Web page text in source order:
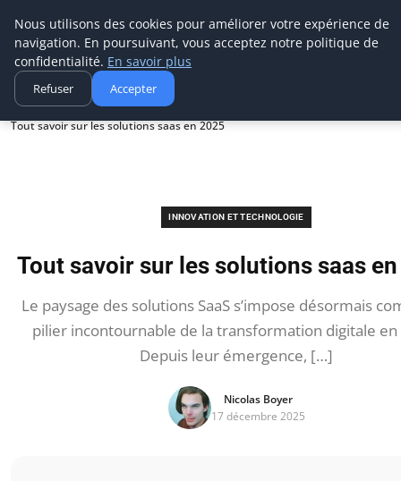
Aecme
Accueil
Innovation et technologie
Tout savoir sur les solutions saas en 2025
INNOVATION ET TECHNOLOGIE
Tout savoir sur les solutions saas
Le paysage des solutions SaaS s’impose désormais
pilier incontournable de la transformation digitale en
Depuis leur émergence, […]
Nicolas Boyer
17 décembre 2025
Nous utilisons des cookies pour améliorer votre expérience de
navigation. En poursuivant, vous acceptez notre politique de
confidentialité. En savoir plus
Refuser Accepter